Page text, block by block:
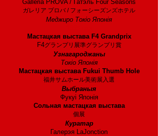
Galleria PROVA / Гатэль Four Seasons
ガレリア プロバ / フォーシーズンズホテル
Меджиро Токіо Японія
Мастацкая выстава F4 Grandprix
F4グランプリ展準グランプリ賞
Узнагароджаны
Токіо Японія
Мастацкая выстава Fukui Thumb Hole
福井サムホール美術展入選
Выбраныя
Фукуі Японія
Сольная мастацкая выстава
個展
Куратар
Галерэя LaJonction